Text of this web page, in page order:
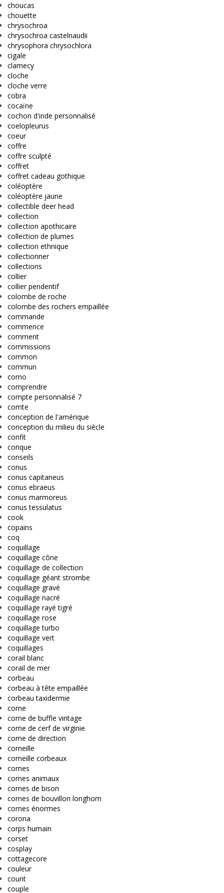
choucas
chouette
chrysochroa
chrysochroa castelnaudii
chrysophora chrysochlora
cigale
clamecy
cloche
cloche verre
cobra
cocaïne
cochon d'inde personnalisé
coelopleurus
coeur
coffre
coffre sculpté
coffret
coffret cadeau gothique
coléoptère
coléoptère jaune
collectible deer head
collection
collection apothicaire
collection de plumes
collection ethnique
collectionner
collections
collier
collier pendentif
colombe de roche
colombe des rochers empaillée
commande
commence
comment
commissions
common
commun
como
comprendre
compte personnalisé 7
comte
conception de l'amérique
conception du milieu du siècle
confit
conque
conseils
conus
conus capitaneus
conus ebraeus
conus marmoreus
conus tessulatus
cook
copains
coq
coquillage
coquillage cône
coquillage de collection
coquillage géant strombe
coquillage gravé
coquillage nacré
coquillage rayé tigré
coquillage rose
coquillage turbo
coquillage vert
coquillages
corail blanc
corail de mer
corbeau
corbeau à tête empaillée
corbeau taxidermie
corne
corne de buffle vintage
corne de cerf de virginie
corne de direction
corneille
corneille corbeaux
cornes
cornes animaux
cornes de bison
cornes de bouvillon longhorn
cornes énormes
corona
corps humain
corset
cosplay
cottagecore
couleur
count
couple